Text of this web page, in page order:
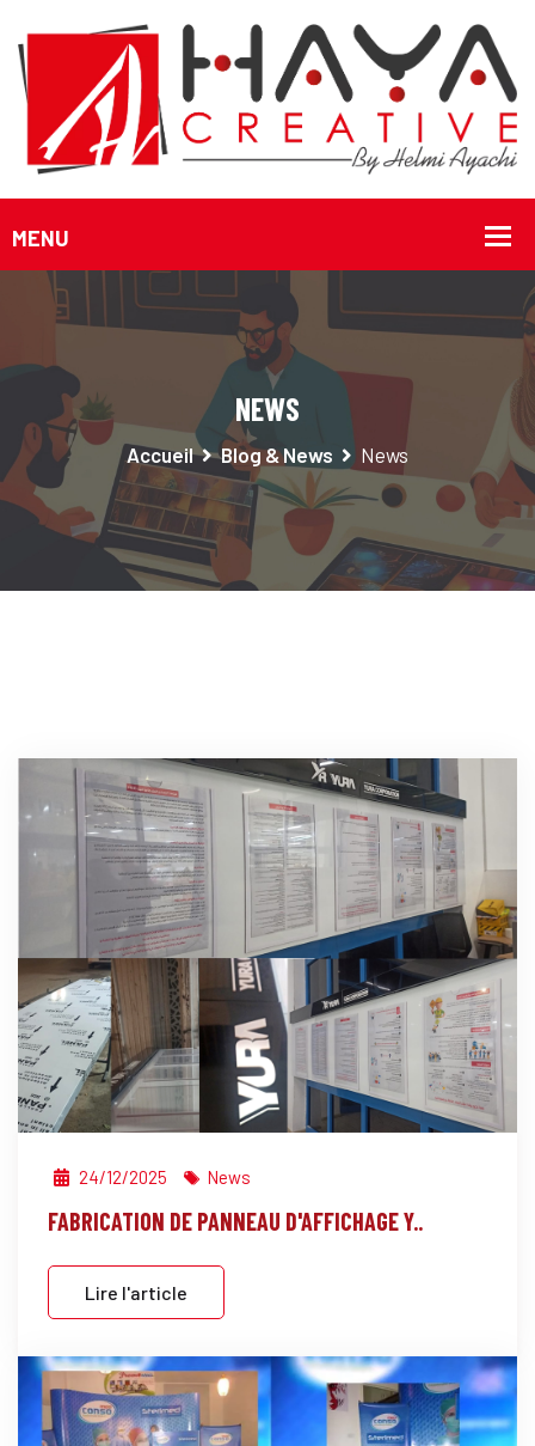
NEWS
Accueil Blog & News News
24/12/2025 News
FABRICATION DE PANNEAU D'AFFICHAGE Y..
Lire l'article